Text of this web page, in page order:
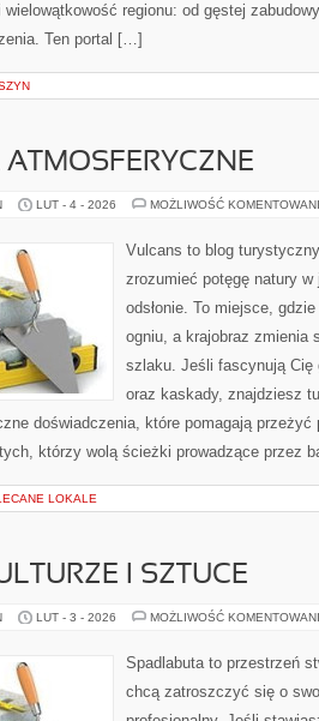
regionu: od gęstej
Ten portal […]
LUT - 4 - 2026 MOŻLIWOŚĆ
Vulcans to blog
zrozumieć potęgę natury w
odsłonie. To miejsce,
ogniu, a krajobraz zmienia
szlaku. Jeśli fascynują Cię
oraz kaskady, znajdziesz
doświadczenia, które pomagają przeżyć
którzy wolą ścieżki prowadzące przez
LOKALE
I SZTUCE
LUT - 3 - 2026 MOŻLIWOŚĆ
Spadlabuta to przestrzeń
chcą zatroszczyć się o